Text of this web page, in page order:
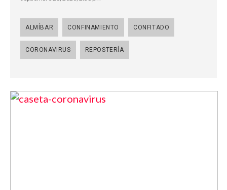
ALMÍBAR CONFINAMIENTO CONFITADO
CORONAVIRUS REPOSTERÍA